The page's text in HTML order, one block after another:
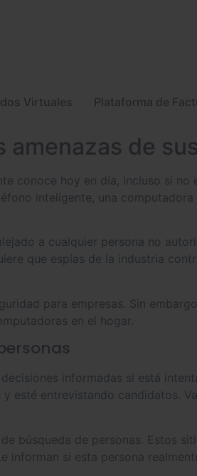
Virtuales Plataforma de
amenazas de
conoce hoy en día, incluso si no
inteligente, una
a cualquier persona no
que espías de la industria
para empresas. Sin
en el hogar.
informadas si está
esté entrevistando candidatos.
búsqueda de personas. Estos
informan si esta persona